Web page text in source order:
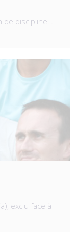
de discipline…
exclu face à